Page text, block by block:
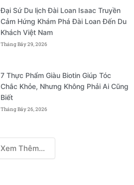
Đại Sứ Du lịch Đài Loan Isaac Truyền
Cảm Hứng Khám Phá Đài Loan Đến Du
Khách Việt Nam
Tháng Bảy 29, 2026
7 Thực Phẩm Giàu Biotin Giúp Tóc
Chắc Khỏe, Nhưng Không Phải Ai Cũng
Biết
Tháng Bảy 26, 2026
Xem Thêm...